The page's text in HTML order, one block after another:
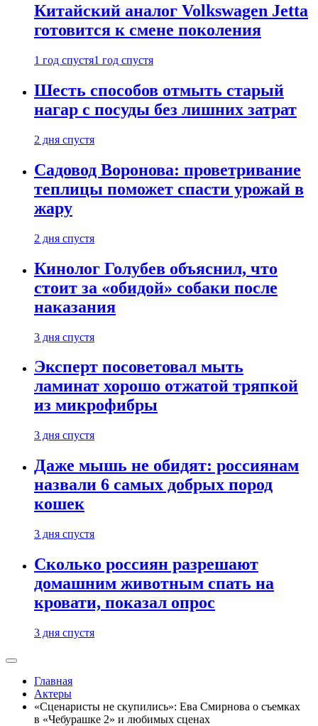
Китайский аналог Volkswagen Jetta
готовится к смене поколения
1 год спустя1 год спустя
Шесть способов отмыть старый
нагар с посуды без лишних затрат
2 дня спустя
Садовод Воронова: проветривание
теплицы поможет спасти урожай в
жару
2 дня спустя
Кинолог Голубев объяснил, что
стоит за «обидой» собаки после
наказания
3 дня спустя
Эксперт посоветовал мыть
ламинат хорошо отжатой тряпкой
из микрофибры
3 дня спустя
Даже мышь не обидят: россиянам
назвали 6 самых добрых пород
кошек
3 дня спустя
Сколько россиян разрешают
домашним животным спать на
кровати, показал опрос
3 дня спустя
Главная
Актеры
«Сценаристы не скупились»: Ева Смирнова о съемках
в «Чебурашке 2» и любимых сценах